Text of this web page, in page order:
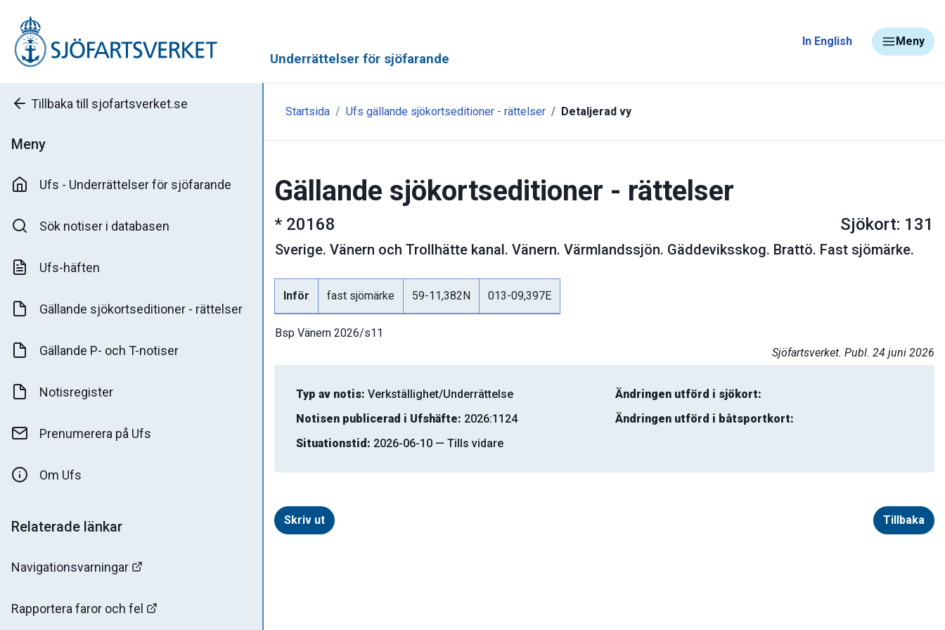
Underrättelser för sjöfarande
In English Meny
Tillbaka till sjofartsverket.se
Meny
Ufs - Underrättelser för sjöfarande
Sök notiser i databasen
Ufs-häften
Gällande sjökortseditioner - rättelser
Gällande P- och T-notiser
Notisregister
Prenumerera på Ufs
Om Ufs
Relaterade länkar
Navigationsvarningar
Rapportera faror och fel
Startsida Ufs gällande sjökortseditioner - rättelser Detaljerad vy
Gällande sjökortseditioner - rättelser
* 20168 Sjökort: 131
Sverige. Vänern och Trollhätte kanal. Vänern. Värmlandssjön. Gäddeviksskog. Brattö. Fast sjömärke.
Inför fast sjömärke 59-11,382N 013-09,397E
Bsp Vänern 2026/s11
Sjöfartsverket. Publ. 24 juni 2026
Typ av notis: Verkställighet/Underrättelse
Notisen publicerad i Ufshäfte: 2026:1124
Situationstid: 2026-06-10 — Tills vidare
Ändringen utförd i sjökort:
Ändringen utförd i båtsportkort:
Skriv ut Tillbaka